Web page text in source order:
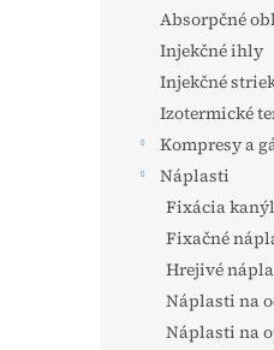
Absorpčné
Injekčné ihly
Injekčné
Izotermické
Kompresy a
Náplasti
Fixácia kanýl
Fixačné
Hrejivé
Náplasti na
Náplasti na